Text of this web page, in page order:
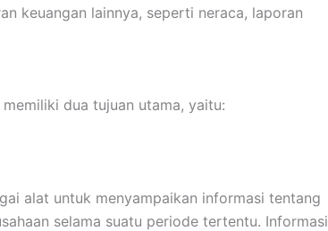
keuangan lainnya, seperti neraca, laporan
dua tujuan utama, yaitu:
alat untuk menyampaikan informasi tentang
selama suatu periode tertentu. Informasi